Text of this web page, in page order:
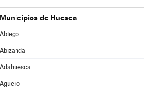
Municipios de Huesca
Abiego
Abizanda
Adahuesca
Agüero